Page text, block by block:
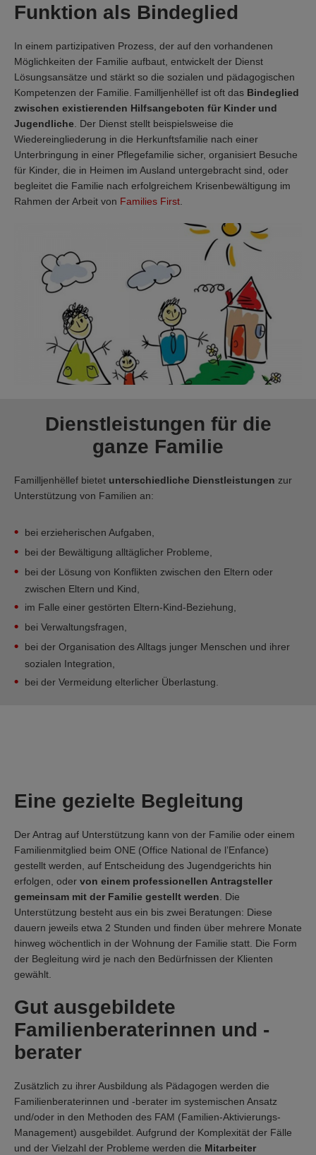
Funktion als Bindeglied
In einem partizipativen Prozess, der auf den vorhandenen
Möglichkeiten der Familie aufbaut, entwickelt der Dienst
Lösungsansätze und stärkt so die sozialen und pädagogischen
Kompetenzen der Familie. Familljenhëllef ist oft das Bindeglied
zwischen existierenden Hilfsangeboten für Kinder und
Jugendliche . Der Dienst stellt beispielsweise die
Wiedereingliederung in die Herkunftsfamilie nach einer
Unterbringung in einer Pflegefamilie sicher, organisiert Besuche
für Kinder, die in Heimen im Ausland untergebracht sind, oder
begleitet die Familie nach erfolgreichem Krisenbewältigung im
Rahmen der Arbeit von Families First
Dienstleistungen für die
ganze Familie
Familljenhëllef bietet unterschiedliche Dienstleistungen zur
Unterstützung von Familien an:
bei erzieherischen Aufgaben,
bei der Bewältigung alltäglicher Probleme,
bei der Lösung von Konflikten zwischen den Eltern oder
zwischen Eltern und Kind,
im Falle einer gestörten Eltern-Kind-Beziehung,
bei Verwaltungsfragen,
bei der Organisation des Alltags junger Menschen und ihrer
sozialen Integration,
bei der Vermeidung elterlicher Überlastung.
Eine gezielte Begleitung
Der Antrag auf Unterstützung kann von der Familie oder einem
Familienmitglied beim ONE (Office National de l’Enfance)
gestellt werden, auf Entscheidung des Jugendgerichts hin
erfolgen, oder von einem professionellen Antragsteller
gemeinsam mit der Familie gestellt werden . Die
Unterstützung besteht aus ein bis zwei Beratungen: Diese
dauern jeweils etwa 2 Stunden und finden über mehrere Monate
hinweg wöchentlich in der Wohnung der Familie statt. Die Form
der Begleitung wird je nach den Bedürfnissen der Klienten
gewählt.
Gut ausgebildete
Familienberaterinnen und -
berater
Zusätzlich zu ihrer Ausbildung als Pädagogen werden die
Familienberaterinnen und -berater im systemischen Ansatz
und/oder in den Methoden des FAM (Familien-Aktivierungs-
Management) ausgebildet. Aufgrund der Komplexität der Fälle
und der Vielzahl der Probleme werden die Mitarbeiter